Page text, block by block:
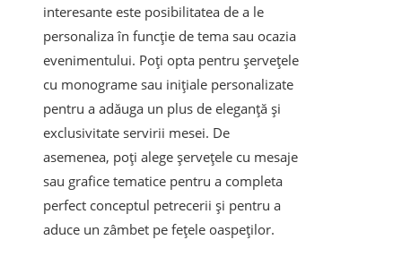
interesante este posibilitatea de a le
personaliza în funcție de tema sau ocazia
evenimentului. Poți opta pentru șervețele
cu monograme sau inițiale personalizate
pentru a adăuga un plus de eleganță și
exclusivitate servirii mesei. De
asemenea, poți alege șervețele cu mesaje
sau grafice tematice pentru a completa
perfect conceptul petrecerii și pentru a
aduce un zâmbet pe fețele oaspeților.